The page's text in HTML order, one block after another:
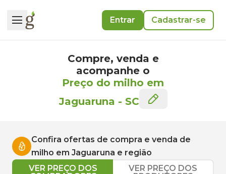
Entrar Cadastrar-se
Compre, venda e
acompanhe o
Preço do milho em
Jaguaruna - SC
Confira ofertas de compra e venda de
milho em Jaguaruna e região
VER PREÇO DOS
VER PREÇO DOS